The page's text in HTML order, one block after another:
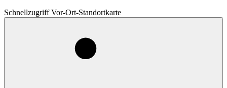
Schnellzugriff Vor-Ort-Standortkarte